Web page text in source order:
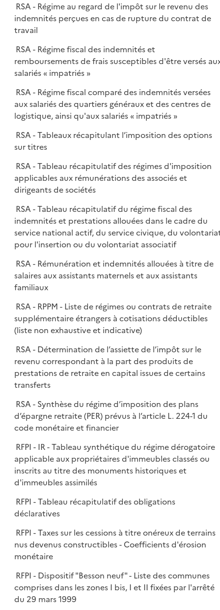
RSA - Régime au regard de l'impôt sur le revenu des
indemnités perçues en cas de rupture du contrat de
travail
RSA - Régime fiscal des indemnités et
remboursements de frais susceptibles d'être versés
salariés « impatriés »
RSA - Régime fiscal comparé des indemnités versées
aux salariés des quartiers généraux et des centres de
logistique, ainsi qu'aux salariés « impatriés »
RSA - Tableaux récapitulant l’imposition des options
sur titres
RSA - Tableau récapitulatif des régimes d'imposition
applicables aux rémunérations des associés et
dirigeants de sociétés
RSA - Tableau récapitulatif du régime fiscal des
indemnités et prestations allouées dans le cadre du
service national actif, du service civique, du
pour l'insertion ou du volontariat associatif
RSA - Rémunération et indemnités allouées à titre de
salaires aux assistants maternels et aux assistants
familiaux
RSA - RPPM - Liste de régimes ou contrats de retraite
supplémentaire étrangers à cotisations déductibles
(liste non exhaustive et indicative)
RSA - Détermination de l’assiette de l’impôt sur le
revenu correspondant à la part des produits de
prestations de retraite en capital issues de certains
transferts
RSA - Synthèse du régime d’imposition des plans
d’épargne retraite (PER) prévus à l’article L. 224-1 du
code monétaire et financier
RFPI - IR - Tableau synthétique du régime dérogatoire
applicable aux propriétaires d'immeubles classés ou
inscrits au titre des monuments historiques et
d'immeubles assimilés
RFPI - Tableau récapitulatif des obligations
déclaratives
RFPI - Taxes sur les cessions à titre onéreux de terrains
nus devenus constructibles - Coefficients d'érosion
monétaire
RFPI - Dispositif "Besson neuf" - Liste des communes
comprises dans les zones I bis, I et II fixées par l'arrêté
du 29 mars 1999